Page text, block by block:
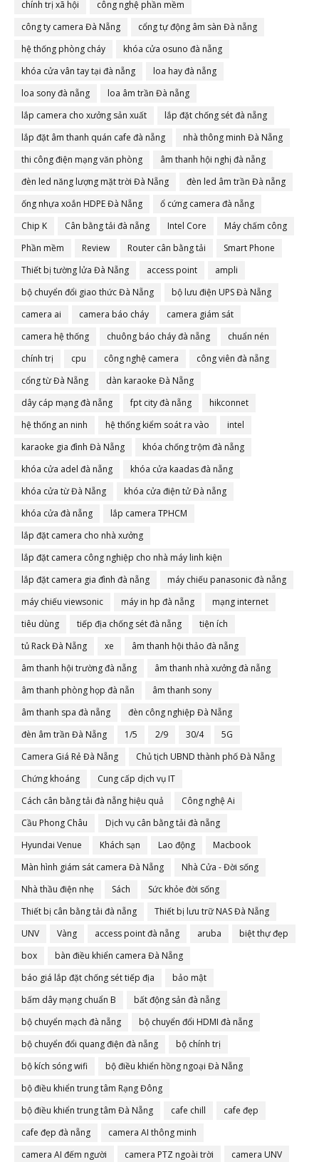
chính trị xã hội
công nghệ phần mềm
công ty camera Đà Nẵng
cổng tự động âm sàn Đà nẵng
hệ thống phòng cháy
khóa cửa osuno đà nẵng
khóa cửa vân tay tại đà nẵng
loa hay đà nẵng
loa sony đà nẵng
loa âm trần Đà nẵng
lắp camera cho xưởng sản xuất
lắp đặt chống sét đà nẵng
lắp đặt âm thanh quán cafe đà nẵng
nhà thông minh Đà Nẵng
thi công điện mạng văn phòng
âm thanh hội nghị đà nẵng
đèn led năng lượng mặt trời Đà Nẵng
đèn led âm trần Đà nẵng
ống nhựa xoắn HDPE Đà Nẵng
ổ cứng camera đà nẵng
Chip K
Cân bằng tải đà nẵng Intel Core
Máy chấm công
Phần mềm
Review Router cân bằng tải
Smart Phone
Thiết bị tường lửa Đà Nẵng
access point
ampli
bộ chuyển đổi giao thức Đà Nẵng
bộ lưu điện UPS Đà Nẵng
camera ai
camera báo cháy
camera giám sát
camera hệ thống
chuông báo cháy đà nẵng
chuẩn nén
chính trị
cpu công nghệ camera
công viên đà nẵng
cổng từ Đà Nẵng
dàn karaoke Đà Nẵng
dây cáp mạng đà nẵng
fpt city đà nẵng
hikconnet
hệ thống an ninh
hệ thống kiểm soát ra vào
intel
karaoke gia đình Đà Nẵng
khóa chống trộm đà nẵng
khóa cửa adel đà nẵng
khóa cửa kaadas đà nẵng
khóa cửa từ Đà Nẵng
khóa cửa điện tử Đà nẵng
khóa cửa đà nẵng
lắp camera TPHCM
lắp đặt camera cho nhà xưởng
lắp đặt camera công nghiệp cho nhà máy linh kiện
lắp đặt camera gia đình đà nẵng
máy chiếu panasonic đà nẵng
máy chiếu viewsonic
máy in hp đà nẵng
mạng internet
tiêu dùng
tiếp địa chống sét đà nẵng
tiện ích
tủ Rack Đà Nẵng
xe
âm thanh hội thảo đà nẵng
âm thanh hội trường đà nẵng
âm thanh nhà xưởng đà nẵng
âm thanh phòng họp đà nẵn
âm thanh sony
âm thanh spa đà nẵng
đèn công nghiệp Đà Nẵng
đèn âm trần Đà Nẵng
1/5 2/9 30/4
5G
Camera Giá Rẻ Đà Nẵng
Chủ tịch UBND thành phố Đà Nẵng
Chứng khoáng
Cung cấp dịch vụ IT
Cách cân bằng tải đà nẵng hiệu quả
Công nghệ Ai
Cầu Phong Châu
Dịch vụ cân bằng tải đà nẵng
Hyundai Venue
Khách sạn Lao động
Macbook
Màn hình giám sát camera Đà Nẵng
Nhà Cửa - Đời sống
Nhà thầu điện nhẹ
Sách
Sức khỏe đời sống
Thiết bị cân bằng tải đà nẵng
Thiết bị lưu trữ NAS Đà Nẵng
UNV
Vàng access point đà nẵng aruba
biệt thự đẹp
box
bàn điều khiển camera Đà Nẵng
báo giá lắp đặt chống sét tiếp địa
bảo mật
bấm dây mạng chuẩn B
bất động sản đà nẵng
bộ chuyển mạch đà nẵng
bộ chuyển đổi HDMI đà nẵng
bộ chuyển đổi quang điện đà nẵng
bộ chính trị
bộ kích sóng wifi
bộ điều khiển hồng ngoại Đà Nẵng
bộ điều khiển trung tâm Rạng Đông
bộ điều khiển trung tâm Đà Nẵng
cafe chill
cafe đẹp
cafe đẹp đà nẵng
camera AI thông minh
camera AI đếm người
camera PTZ ngoài trời
camera UNV